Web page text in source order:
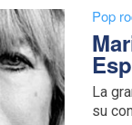
Pop
La
su